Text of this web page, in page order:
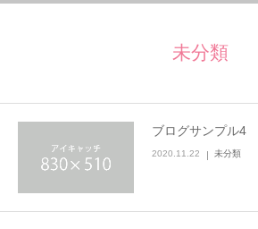
未分類
ブログサンプル4
2020.11.22 未分類